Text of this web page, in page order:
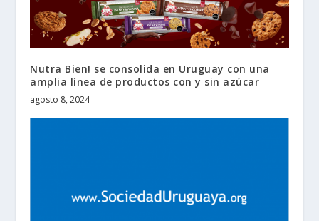
Nutra Bien! se consolida en Uruguay con una
amplia línea de productos con y sin azúcar
agosto 8, 2024